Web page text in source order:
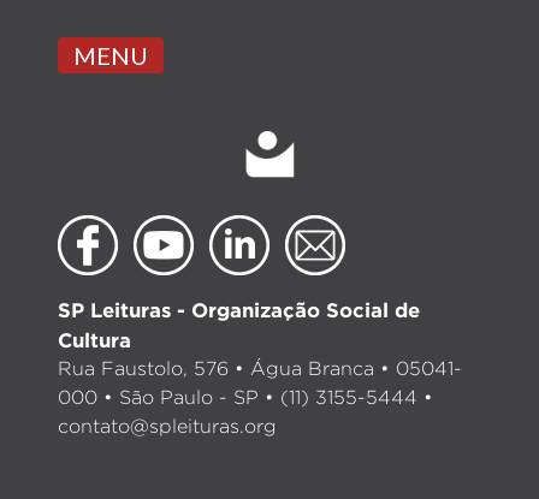
MENU
SP Leituras - Organização Social de
Cultura
Rua Faustolo, 576 • Água Branca • 05041-
000 • São Paulo - SP • (11) 3155-5444 •
contato@spleituras.org